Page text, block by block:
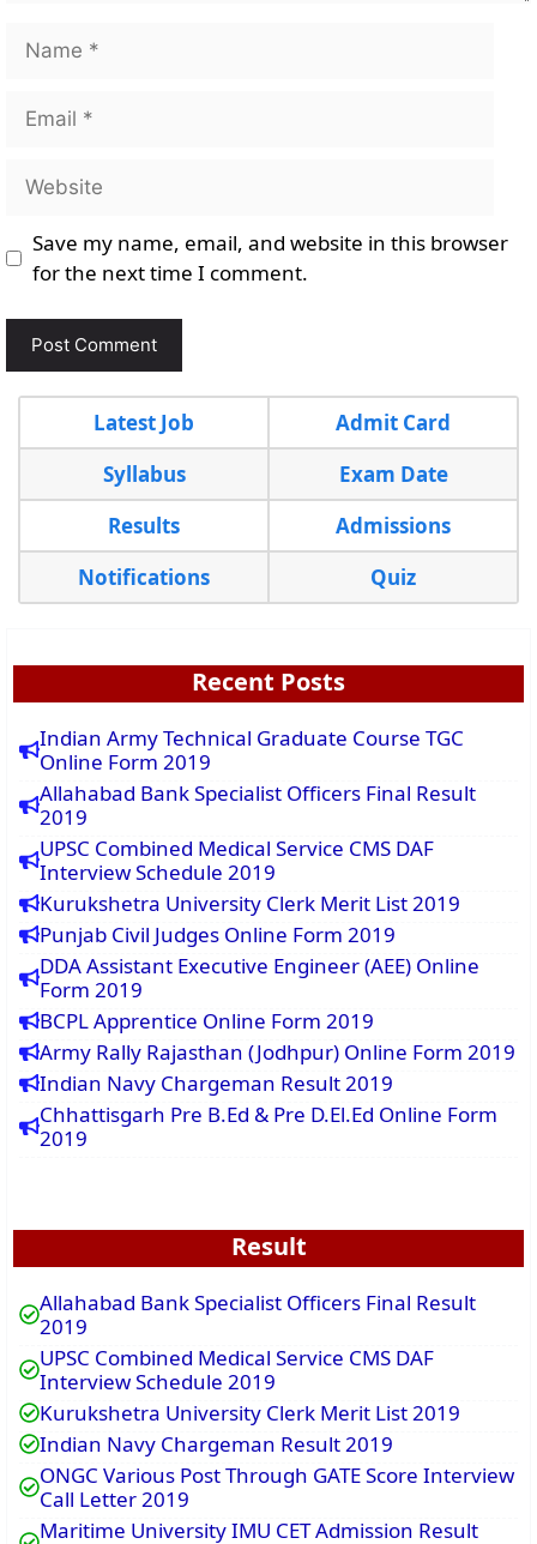
Name
Email
Website
Save my name, email, and website in this browser
for the next time I comment.
Latest Job
Admit Card
Syllabus
Exam Date
Results
Admissions
Notifications
Quiz
Recent Posts
Indian Army Technical Graduate Course TGC
Online Form 2019
Allahabad Bank Specialist Officers Final Result
2019
UPSC Combined Medical Service CMS DAF
Interview Schedule 2019
Kurukshetra University Clerk Merit List 2019
Punjab Civil Judges Online Form 2019
DDA Assistant Executive Engineer (AEE) Online
Form 2019
BCPL Apprentice Online Form 2019
Army Rally Rajasthan (Jodhpur) Online Form 2019
Indian Navy Chargeman Result 2019
Chhattisgarh Pre B.Ed & Pre D.El.Ed Online Form
2019
Result
Allahabad Bank Specialist Officers Final Result
2019
UPSC Combined Medical Service CMS DAF
Interview Schedule 2019
Kurukshetra University Clerk Merit List 2019
Indian Navy Chargeman Result 2019
ONGC Various Post Through GATE Score Interview
Call Letter 2019
Maritime University IMU CET Admission Result